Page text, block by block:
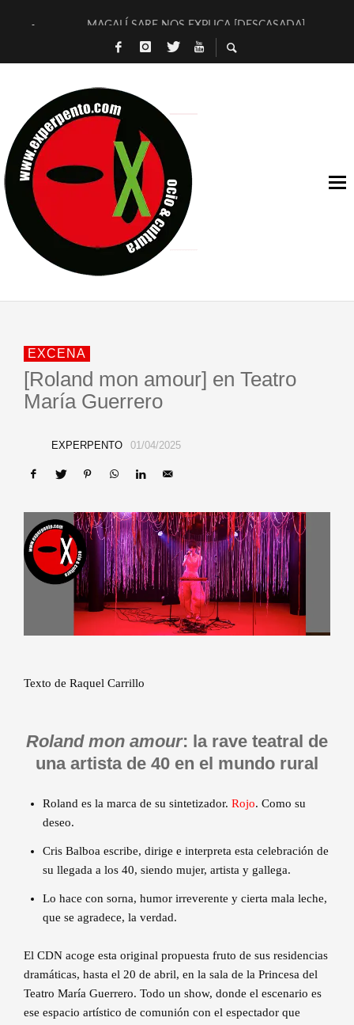
MAGALÍ SARE NOS EXPLICA [DESCASADA]
«NO TENGO PUTOS SUEÑOS»
[LA BOLA NEGRA] DE JAVIER CALVO Y JAVIER AMBROSSI
OSLO OVNIES LLEGAN CORRIENDO A ARANDA
FÉLIX CALVO NOS PRESENTA [LAS PALMERAS] (NOVELA
[EL SER QUERIDO] DE RODRIGO SOROGOYEN
ENTREVISTA A IVÁN HUMANES POR [EL LIBRO ROJO]
ARRABAL, ARRABAL, ARRABAL, ARRABEAUX
EXCENA
[Roland mon amour] en Teatro
María Guerrero
EXPERPENTO 01/04/2025
Texto de Raquel Carrillo
Roland mon amour: la rave teatral de
una artista de 40 en el mundo rural
Roland es la marca de su sintetizador. Rojo. Como su
deseo.
Cris Balboa escribe, dirige e interpreta esta celebración de
su llegada a los 40, siendo mujer, artista y gallega.
Lo hace con sorna, humor irreverente y cierta mala leche,
que se agradece, la verdad.
El CDN acoge esta original propuesta fruto de sus residencias
dramáticas, hasta el 20 de abril, en la sala de la Princesa del
Teatro María Guerrero. Todo un show, donde el escenario es
ese espacio artístico de comunión con el espectador que